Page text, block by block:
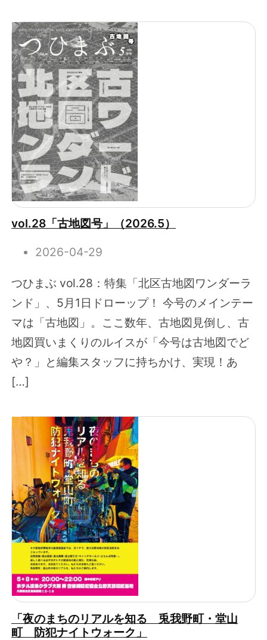
vol.28「古地図号」（2026.5）
2026-04-29
つひまぶ vol.28：特集「北区古地図ワンダーラ
ンド」、5月1日ドローップ！ 今号のメインテー
マは「古地図」。ここ数年、古地図見倒し、古
地図買いまくりのルイスが「今号は古地図でど
や？」と編集スタッフに持ちかけ、実現！あ
[…]
「夜のまちのリアルを知る 兎我野町・堂山
町 防犯ナイトウォーク」